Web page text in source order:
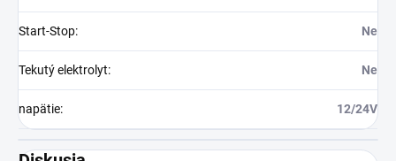
Start-Stop: Ne
Tekutý elektrolyt: Ne
napätie: 12/24V